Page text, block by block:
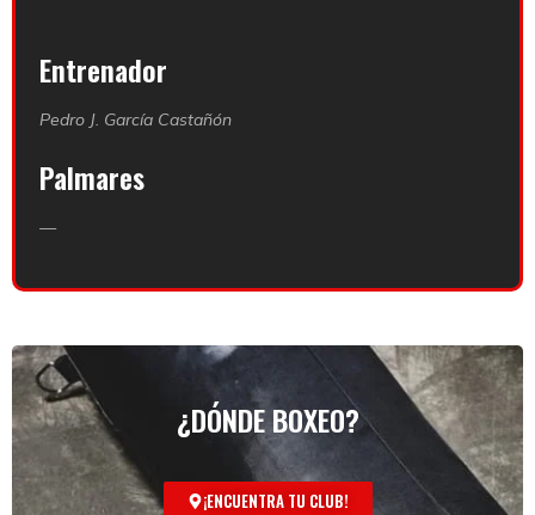
Entrenador
Pedro J. García Castañón
Palmares
—
¿DÓNDE BOXEO?
¡ENCUENTRA TU CLUB!